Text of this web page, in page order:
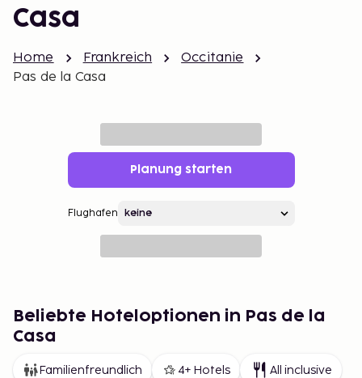
Casa
Home Frankreich
Occitanie
Pas de la Casa
Planung starten
Flughafen
Beliebte Hoteloptionen in Pas de la
Casa
Familienfreundlich 4+ Hotels All inclusive